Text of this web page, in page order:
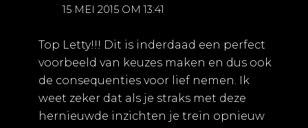
15 MEI 2015 OM 13:41
Top Letty!!! Dit is inderdaad een perfect
voorbeeld van keuzes maken en dus ook
de consequenties voor lief nemen. Ik
weet zeker dat als je straks met deze
hernieuwde inzichten je trein opnieuw